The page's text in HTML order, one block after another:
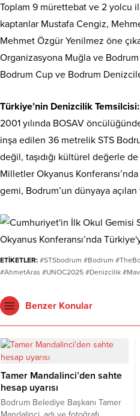
Toplam 9 mürettebat ve 2 yolcu
kaptanlar Mustafa Cengiz,
Mehmet Özgür Yenilmez öne
Organizasyona Muğla ve
Bodrum Cup ve Bodrum
Türkiye’nin Denizcilik
2001 yılında BOSAV
inşa edilen 36 metrelik STS
değil, taşıdığı kültürel değerle
Milletler Okyanus
gemi, Bodrum’un dünyaya
ETİKETLER: #STSbodrum #Bodrum
#AhmetAras #UNOC2025 #Denizcilik
Benzer Konular
Tamer Mandalinci’den sahte
hesap uyarısı
Bodrum Belediye Başkanı Tamer